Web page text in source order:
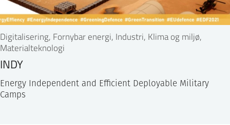
Digitalisering, Fornybar energi, Industri, Klima og miljø,
Materialteknologi
INDY
Energy Independent and Efficient Deployable Military
Camps